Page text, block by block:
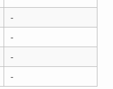
-
-
-
-